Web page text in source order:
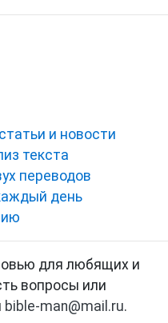
и новости
текста
переводов
день
для любящих и
вопросы или
bible-man@mail.ru.